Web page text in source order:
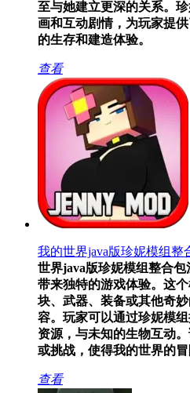
至与她建立更深的关系。
画和互动剧情，为玩家提
的生存和建造体验。
查看
我的世界java版珍妮模组整
世界java版珍妮模组整合
带来独特的游戏体验。这
块、武器、装备或其他奇
容。玩家可以通过珍妮模
资源，与未知的生物互动
或挑战，使得我的世界的冒
查看